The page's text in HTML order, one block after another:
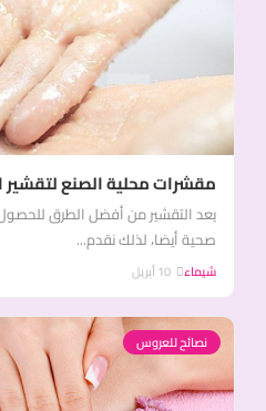
مقشرات محلية الصنع لتقشير
يعد التقشير من أفضل الطرق
صحية أيضا، لذلك نقدم...
شيماء
نصائح للعروس